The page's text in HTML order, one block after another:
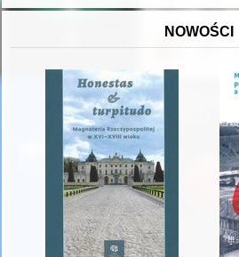
NOWOŚCI